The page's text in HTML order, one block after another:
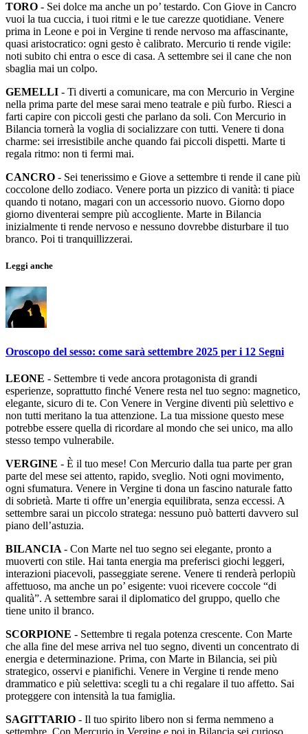
TORO - Sei dolce ma anche un po’ testardo. Con Giove in Cancro
vuoi la tua cuccia, i tuoi ritmi e le tue carezze quotidiane. Venere
prima in Leone e poi in Vergine ti rende nervoso ma affascinante,
quasi aristocratico: ogni gesto è calibrato. Mercurio ti rende vigile:
noti subito chi entra o esce di casa. A settembre sei il cane che non
sbaglia mai un colpo.
GEMELLI - Ti diverti a comunicare, ma con Mercurio in Vergine
nella prima parte del mese sarai meno teatrale e più furbo. Riesci a
farti capire con piccoli gesti che parlano da soli. Con Mercurio in
Bilancia tornerà la voglia di socializzare con tutti. Venere ti dona
charme: sei irresistibile anche quando fai piccoli dispetti. Marte ti
regala ritmo: non ti fermi mai.
CANCRO - Sei tenerissimo e Giove a settembre ti rende il cane più
coccolone dello zodiaco. Venere porta un pizzico di vanità: ti piace
quando ti notano, magari con un accessorio nuovo. Giorno dopo
giorno diventerai sempre più accogliente. Marte in Bilancia
inizialmente ti rende nervoso e nessuno dovrebbe disturbare il tuo
branco. Poi ti tranquillizzerai.
Leggi anche
Oroscopo del sesso: come sarà settembre 2025 per i 12 Segni
LEONE - Settembre ti vede ancora protagonista di grandi
esperienze, soprattutto finché Venere resta nel tuo segno: magnetico,
elegante, sicuro di te. Con Venere in Vergine diventi più selettivo e
non tutti meritano la tua attenzione. La tua missione questo mese
potrebbe essere quella di ricordare al mondo che sei unico, ma allo
stesso tempo vulnerabile.
VERGINE - È il tuo mese! Con Mercurio dalla tua parte per gran
parte del mese sei attento, rapido, sveglio. Noti ogni movimento,
ogni sfumatura. Venere in Vergine ti dona un fascino naturale fatto
di sobrietà. Marte ti offre un’energia equilibrata, senza eccessi. A
settembre sarai un piccolo stratega: nessuno può batterti davvero sul
piano dell’astuzia.
BILANCIA - Con Marte nel tuo segno sei elegante, pronto a
muoverti con stile. Hai tanta energia ma preferisci giochi leggeri,
interazioni piacevoli, passeggiate serene. Venere ti renderà perlopiù
affettuoso, ma anche un po’ esigente: vuoi ricevere coccole “di
qualità”. A settembre sarai il diplomatico del gruppo, quello che
tiene unito il branco.
SCORPIONE - Settembre ti regala potenza crescente. Con Marte
che alla fine del mese arriva nel tuo segno, diventi un concentrato di
energia e determinazione. Prima, con Marte in Bilancia, sei più
strategico, osservi e pianifichi. Venere in Vergine ti rende meno
drammatico e più selettiva: scegli tu a chi regalare il tuo affetto. Sai
proteggere con intensità la tua famiglia.
SAGITTARIO - Il tuo spirito libero non si ferma nemmeno a
settembre. Con Mercurio in Vergine e poi in Bilancia sei curioso,